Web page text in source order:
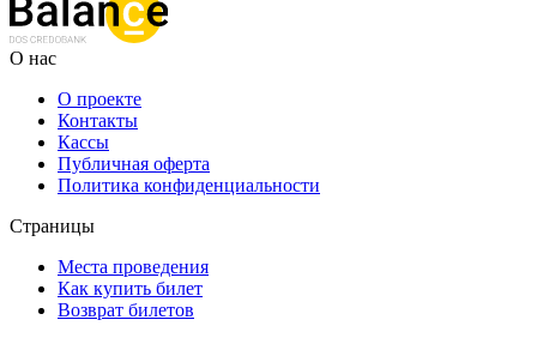
О нас
О проекте
Контакты
Кассы
Публичная оферта
Политика конфиденциальности
Страницы
Места проведения
Как купить билет
Возврат билетов